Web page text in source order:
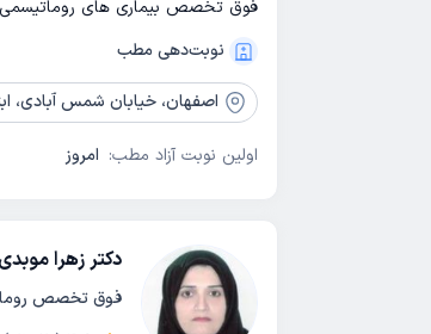
فوق تخصص بیماری های روماتیسمی
نوبت‌دهی مطب
اصفهان، خیابان شمس آبادی،
اولین نوبت آزاد مطب: امروز
دکتر زهرا موبدی
فوق تخصص